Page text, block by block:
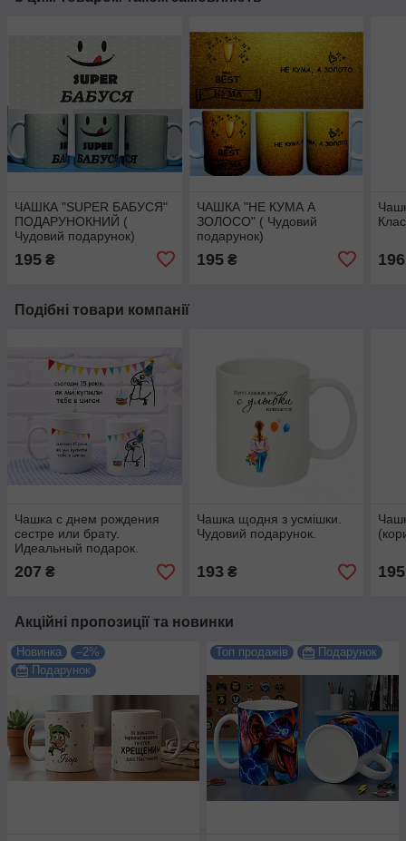
ЧАШКА "SUPER БАБУСЯ"
ПОДАРУНОКНИЙ (
Чудовий подарунок)
195 ₴
ЧАШКА "НЕ КУМА А
ЗОЛОСО" ( Чудовий
подарунок)
195₴ 196
Подібні товари компанії
Чашка с днем рождения
сестре или брату.
Идеальный подарок.
207 ₴
Чашка щодня з усмішки.
Чудовий подарунок.
193 ₴ 195
Акційні пропозиції та новинки
Новинка
–2%
Подарунок
Топ продажів Подарунок